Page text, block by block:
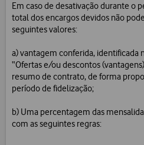
Em caso de desativação durante o
total dos encargos devidos não
seguintes valores:
a) vantagem conferida, identificada
“Ofertas e/ou descontos
resumo de contrato, de forma
período de fidelização;
b) Uma percentagem das
com as seguintes regras: